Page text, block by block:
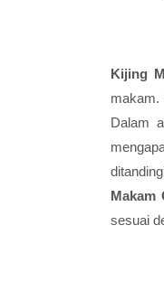
Kijing
makam.
Dalam
Makam
sesuai